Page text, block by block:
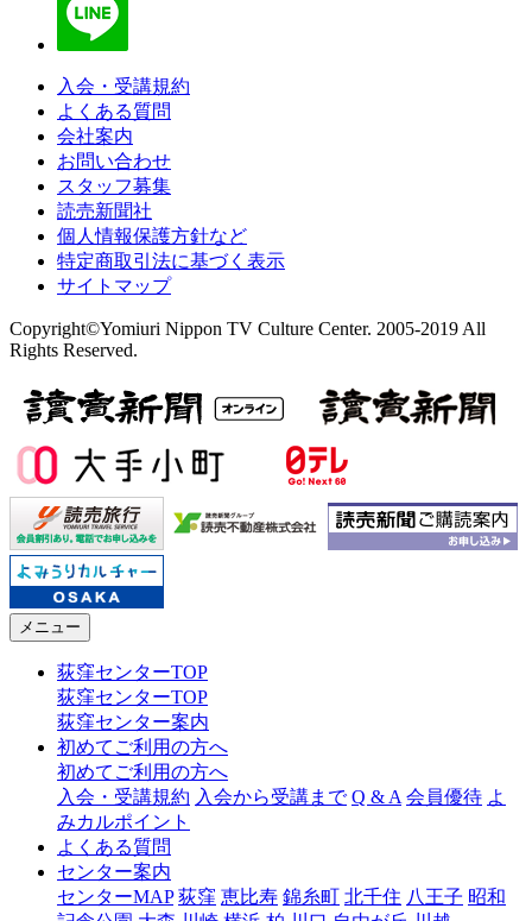
入会・受講規約
よくある質問
会社案内
お問い合わせ
スタッフ募集
読売新聞社
個人情報保護方針など
特定商取引法に基づく表示
サイトマップ
Copyright©Yomiuri Nippon TV Culture Center. 2005-2019 All
Rights Reserved.
メニュー
荻窪センターTOP
荻窪センターTOP
荻窪センター案内
初めてご利用の方へ
初めてご利用の方へ
入会・受講規約 入会から受講まで Q & A 会員優待 よ
みカルポイント
よくある質問
センター案内
センターMAP 荻窪 恵比寿 錦糸町 北千住 八王子 昭和